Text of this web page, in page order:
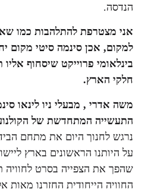
הנדסה.
אני מצטרפת להתלהבות כמו
למקום, אכן סינמה סיטי מקום
בינלאומי פרוייקט שיסחוף
חלקי הארץ.
משה אדרי , מבעלי ניו לינאו
התעשייה המתחדשת של
נרגש לחנוך היום את מתחם
על היותנו הראשונים בארץ
שהפך את הצפייה בסרט לחוויה
החוויה הייחודית החזרנו מאות